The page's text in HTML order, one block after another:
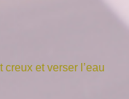
et verser l’eau